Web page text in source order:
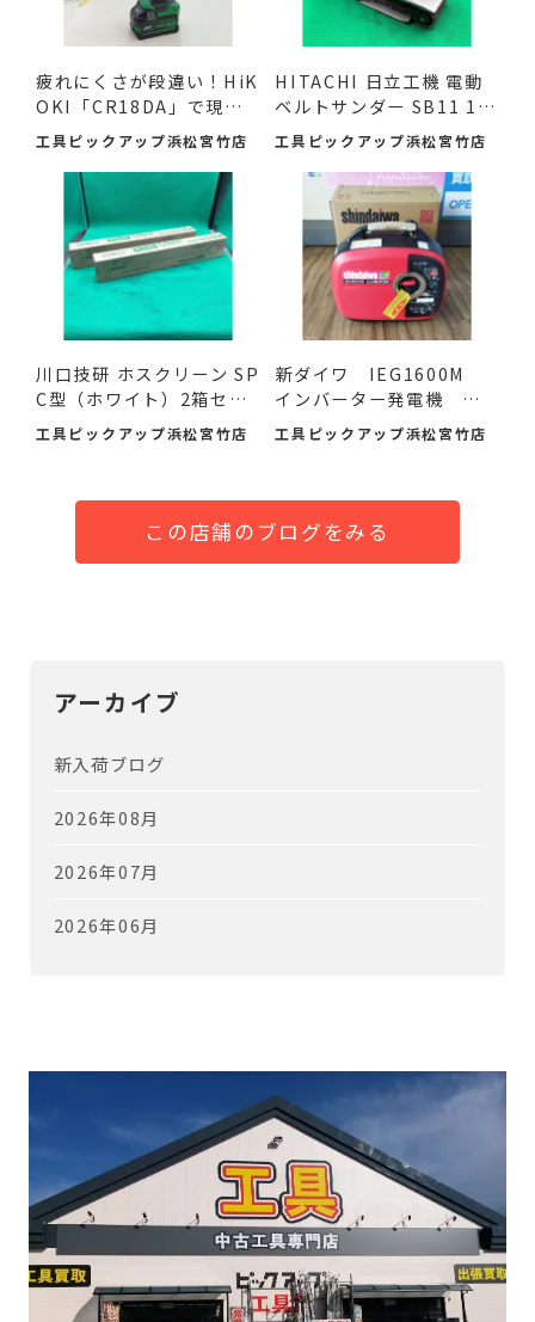
疲れにくさが段違い！HiK
OKI「CR18DA」で現場
の作...
工具ピックアップ浜松宮竹店
HITACHI 日立工機 電動
ベルトサンダー SB11 11
0mm ...
工具ピックアップ浜松宮竹店
川口技研 ホスクリーン SP
C型（ホワイト）2箱セ
ッ...
工具ピックアップ浜松宮竹店
新ダイワ IEG1600M
インバーター発電機 入
荷し...
工具ピックアップ浜松宮竹店
この店舗のブログをみる
アーカイブ
新入荷ブログ
2026年08月
2026年07月
2026年06月